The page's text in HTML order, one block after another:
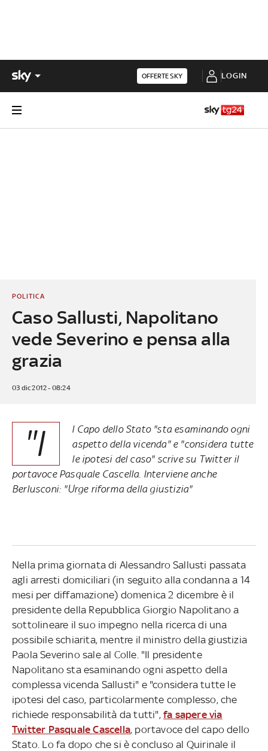
OFFERTE SKY LOGIN
Caso Sallusti, Napolitano
vede Severino e pensa alla
grazia
POLITICA
03 dic 2012 - 08:24
"I
l Capo dello Stato "sta esaminando ogni
aspetto della vicenda" e "considera tutte
le ipotesi del caso" scrive su Twitter il
portavoce Pasquale Cascella. Interviene anche
Berlusconi: "Urge riforma della giustizia"
Nella prima giornata di Alessandro Sallusti passata
agli arresti domiciliari (in seguito alla condanna a 14
mesi per diffamazione) domenica 2 dicembre è il
presidente della Repubblica Giorgio Napolitano a
sottolineare il suo impegno nella ricerca di una
possibile schiarita, mentre il ministro della giustizia
Paola Severino sale al Colle. "Il presidente
Napolitano sta esaminando ogni aspetto della
complessa vicenda Sallusti" e "considera tutte le
ipotesi del caso, particolarmente complesso, che
richiede responsabilità da tutti", fa sapere via
Twitter Pasquale Cascella, portavoce del capo dello
Stato. Lo fa dopo che si è concluso al Quirinale il